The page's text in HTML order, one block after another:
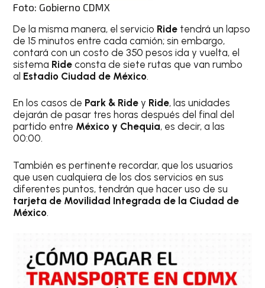
Foto: Gobierno CDMX
De la misma manera, el servicio Ride tendrá un lapso
de 15 minutos entre cada camión; sin embargo,
contará con un costo de 350 pesos ida y vuelta, el
sistema Rideconsta de siete rutas que van rumbo
al Estadio Ciudad de México.
En los casos de Park & Ride y Ride, las unidades
dejarán de pasar tres horas después del final del
partido entre México y Chequia, es decir, a las
00:00.
También es pertinente recordar, que los usuarios
que usen cualquiera de los dos servicios en sus
diferentes puntos, tendrán que hacer uso de su
tarjeta de Movilidad Integrada de la Ciudad de
México.